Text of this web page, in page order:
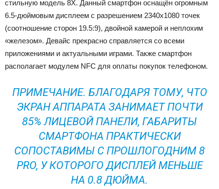
стильную модель 8Х. Данный смартфон оснащён огромным
6.5-дюймовым дисплеем с разрешением 2340х1080 точек
(соотношение сторон 19.5:9), двойной камерой и неплохим
«железом». Девайс прекрасно справляется со всеми
приложениями и актуальными играми. Также смартфон
располагает модулем NFC для оплаты покупок телефоном.
ПРИМЕЧАНИЕ. БЛАГОДАРЯ ТОМУ, ЧТО
ЭКРАН АППАРАТА ЗАНИМАЕТ ПОЧТИ
85% ЛИЦЕВОЙ ПАНЕЛИ, ГАБАРИТЫ
СМАРТФОНА ПРАКТИЧЕСКИ
СОПОСТАВИМЫ С ПРОШЛОГОДНИМ 8
PRO, У КОТОРОГО ДИСПЛЕЙ МЕНЬШЕ
НА 0.8 ДЮЙМА.